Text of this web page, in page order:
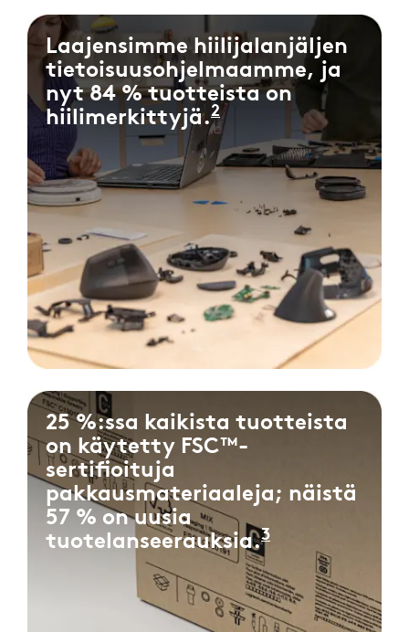
Laajensimme hiilijalanjäljen
tietoisuusohjelmaamme, ja
nyt 84 % tuotteista on
hiilimerkittyjä.2Perustuu
25 %:ssa kaikista tuotteista
on käytetty FSC™-
sertifioituja
pakkausmateriaaleja; näistä
57 % on uusia
tuotelanseerauksia.3